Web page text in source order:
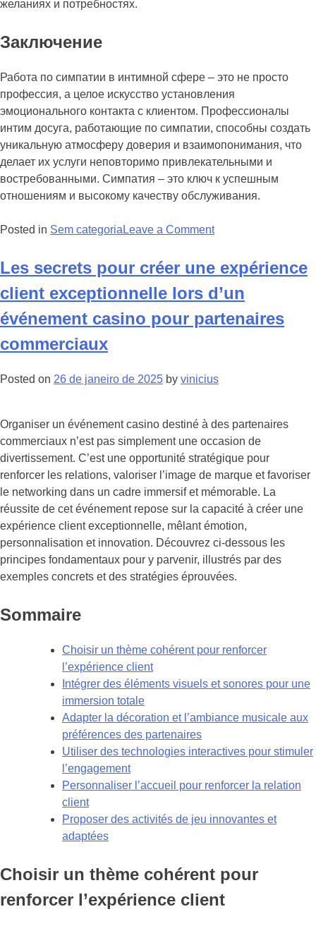
желаниях и потребностях.
Заключение
Работа по симпатии в интимной сфере – это не просто
профессия, а целое искусство установления
эмоционального контакта с клиентом. Профессионалы
интим досуга, работающие по симпатии, способны создать
уникальную атмосферу доверия и взаимопонимания, что
делает их услуги неповторимо привлекательными и
востребованными. Симпатия – это ключ к успешным
отношениям и высокому качеству обслуживания.
Posted in Sem categoria Leave a Commenton
тонкости
интим
досуга:
кто
по
Les secrets pour créer une expérience
client exceptionnelle lors d’un
événement casino pour partenaires
commerciaux
Posted on 26 de janeiro de 2025 by vinicius
Organiser un événement casino destiné à des partenaires
commerciaux n’est pas simplement une occasion de
divertissement. C’est une opportunité stratégique pour
renforcer les relations, valoriser l’image de marque et favoriser
le networking dans un cadre immersif et mémorable. La
réussite de cet événement repose sur la capacité à créer une
expérience client exceptionnelle, mêlant émotion,
personnalisation et innovation. Découvrez ci-dessous les
principes fondamentaux pour y parvenir, illustrés par des
exemples concrets et des stratégies éprouvées.
Sommaire
Choisir un thème cohérent pour renforcer
l’expérience client
Intégrer des éléments visuels et sonores pour une
immersion totale
Adapter la décoration et l’ambiance musicale aux
préférences des partenaires
Utiliser des technologies interactives pour stimuler
l’engagement
Personnaliser l’accueil pour renforcer la relation
client
Proposer des activités de jeu innovantes et
adaptées
Choisir un thème cohérent pour
renforcer l’expérience client